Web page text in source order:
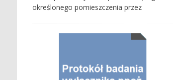
określonego pomieszczenia przez